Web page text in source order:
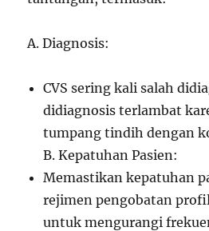
A. Diagnosis:
CVS sering kali salah
didiagnosis terlambat
tumpang tindih dengan
B. Kepatuhan Pasien:
Memastikan kepatuhan
rejimen pengobatan
untuk mengurangi